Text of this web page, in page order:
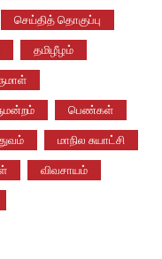
செய்தித் தொகுப்பு
தமிழீழம்
பெண்கள்
மாநில சுயாட்சி
விவசாயம்